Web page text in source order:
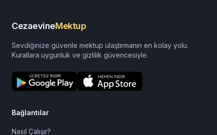
CezaevineMektup
Sevdiğinize güvenle mektup ulaştırmanın en kolay yolu.
Kurallara uygunluk ve gizlilik güvencesiyle.
Bağlantılar
Nasıl Çalışır?